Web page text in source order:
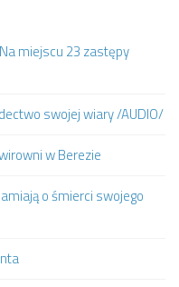
miejscu 23 zastępy
swojej wiary /AUDIO/
w Berezie
o śmierci swojego